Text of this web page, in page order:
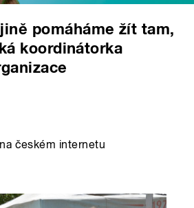
pomáháme žít tam,
koordinátorka
českém internetu